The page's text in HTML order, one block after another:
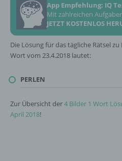
App Empfehlung: IQ
Mit zahlreichen
JETZT KOSTENLOS
Die Lösung für das tägliche Rätsel
Wort vom 23.4.2018 lautet:
PERLEN
Zur Übersicht der4 Bilder 1 Wort
April 2018!